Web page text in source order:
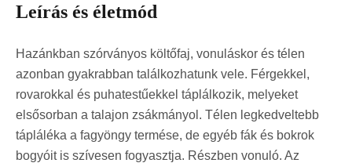
Leírás és életmód
Hazánkban szórványos költőfaj, vonuláskor és télen
azonban gyakrabban találkozhatunk vele. Férgekkel,
rovarokkal és puhatestűekkel táplálkozik, melyeket
elsősorban a talajon zsákmányol. Télen legkedveltebb
tápláléka a fagyöngy termése, de egyéb fák és bokrok
bogyóit is szívesen fogyasztja. Részben vonuló. Az